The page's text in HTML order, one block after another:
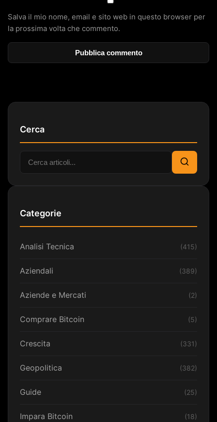
Salva il mio nome, email e sito web in questo browser per
la prossima volta che commento.
Cerca
Cerca:
Cerca
Categorie
Analisi Tecnica (415)
Aziendali (389)
Aziende e Mercati (2)
Comprare Bitcoin (5)
Crescita (331)
Geopolitica (382)
Guide (25)
Impara Bitcoin (18)